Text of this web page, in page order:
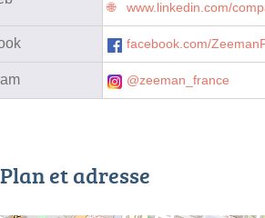
www.linkedin.com/
facebook.com/
@zeeman_france
Plan et adresse